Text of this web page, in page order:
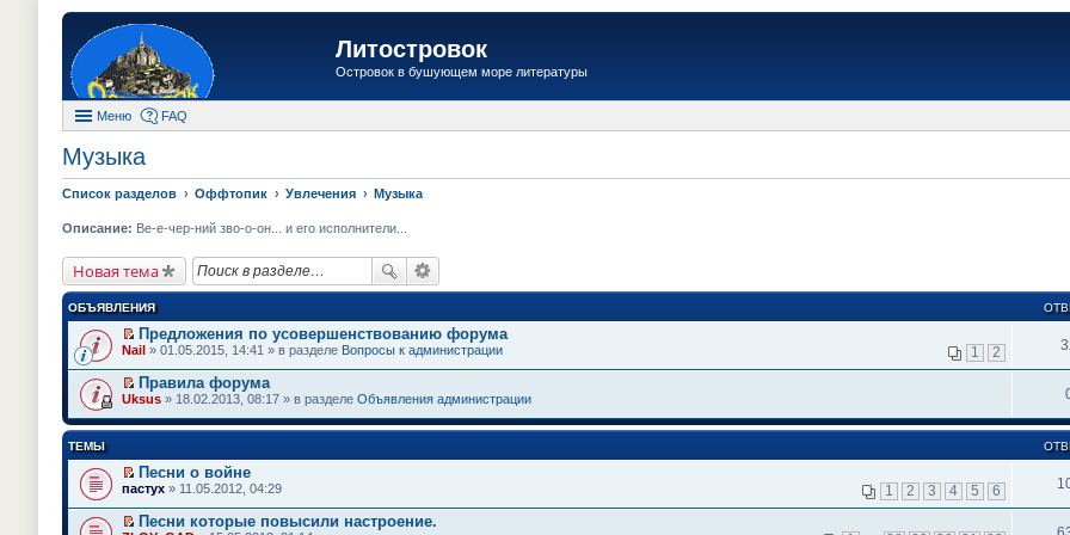
Литостровок
Островок в бушующем море литературы
Меню FAQ
Музыка
Список разделов Оффтопик Увлечения Музыка
Описание: Ве-е-чер-ний зво-о-он... и его исполнители...
Новая тема
ОБЪЯВЛЕНИЯ
П
р
е
й
т
и
п
е
р
о
м
Предложения по усовершенствованию форума
1 2
Nail » 01.05.2015, 14:41 » в разделе Вопросы к администрации
П
р
т
и
к
п
е
Правила форума
Uksus » 18.02.2013, 08:17 » в разделе Объявления администрации
ТЕМЫ
П
р
е
Песни о войне
1 2 3 4 5 6
пастух » 11.05.2012, 04:29
Песни которые повысили настроение.